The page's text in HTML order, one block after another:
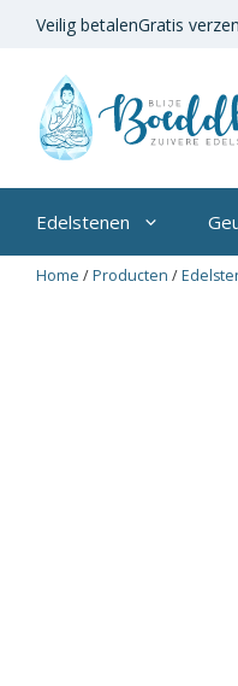
inhoud
Veilig betalenGratis
Edelstenen
Home /Producten /